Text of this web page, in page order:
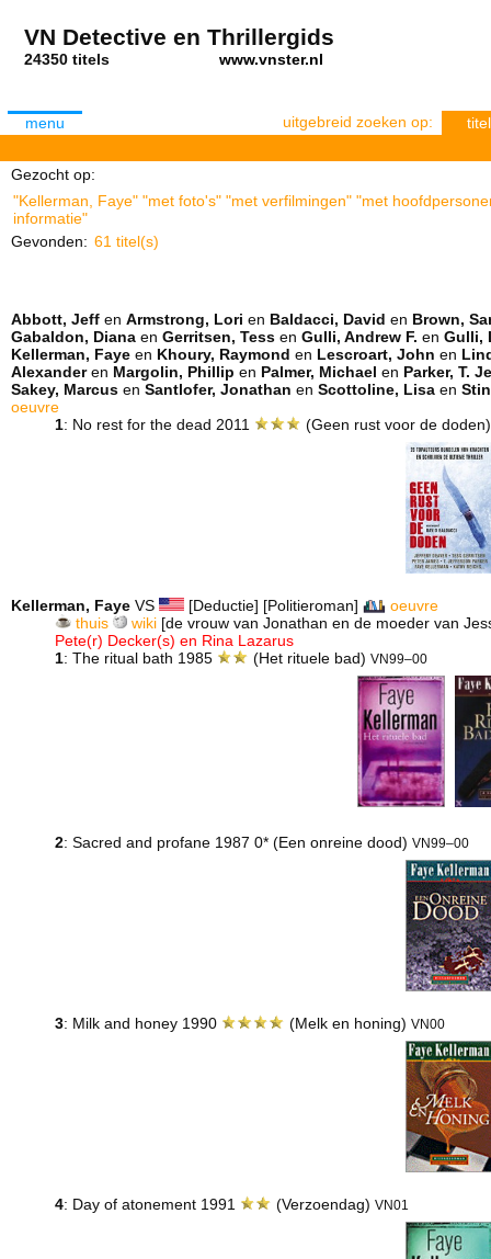
VN Detective en Thrillergids
24350 titels www.vnster.nl
menu uitgebreid zoeken op: titel
Gezocht op:
"Kellerman, Faye" "met foto's" "met verfilmingen" "met
informatie"
Gevonden: 61 titel(s)
Abbott, Jeff en Armstrong, Lori en Baldacci, David en Brown,
Gabaldon, Diana en Gerritsen, Tess en Gulli, Andrew F. en Gulli,
Kellerman, Faye en Khoury, Raymond en Lescroart, John en
Alexanderen Margolin, Phillip en Palmer, Michael en Parker, T.
Sakey, Marcus en Santlofer, Jonathan en Scottoline, Lisa en
oeuvre
1: No rest for the dead 2011 (Geen rust voor de
Kellerman, Faye VS [Deductie] [Politieroman]
oeuvre
thuis
wiki[de vrouw van Jonathan en de moeder van
Pete(r) Decker(s) en Rina Lazarus
1: The ritual bath 1985 (Het rituele bad) VN99–00
2: Sacred and profane 1987 0* (Een onreine dood) VN99–00
3: Milk and honey 1990 (Melk en honing) VN00
4: Day of atonement 1991 (Verzoendag) VN01